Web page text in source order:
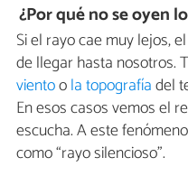
¿Por qué no se oyen
Si el rayo cae muy lejos,
de llegar hasta nosotros.
vientoola topografíadel
En esos casos vemos el
escucha. A este
como “rayo silencioso”.